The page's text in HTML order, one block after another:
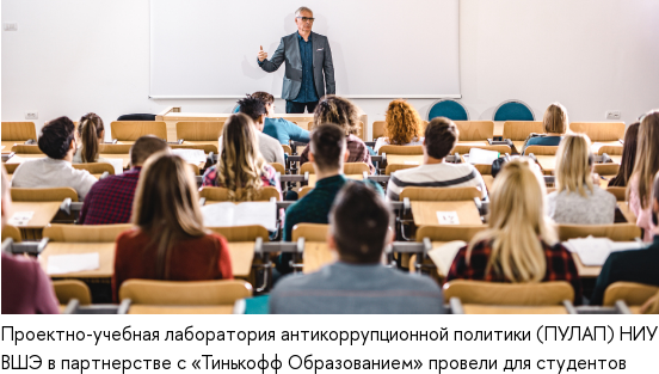
Проектно-учебная лаборатория антикоррупционной политики (ПУЛАП) НИУ
ВШЭ в партнерстве с «Тинькофф Образованием» провели для студентов